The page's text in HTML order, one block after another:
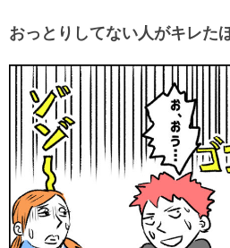
おっとりしてない人がキレた